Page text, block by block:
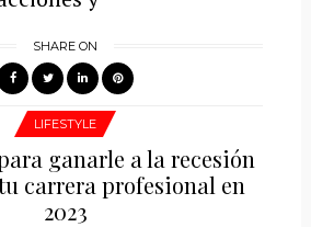
SHARE ON
LIFESTYLE
ganarle a la recesión
carrera profesional en
2023